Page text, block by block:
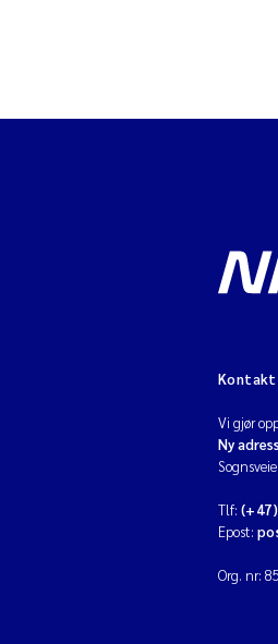
Kontakt
Vi gjør
Ny
Tlf:
Epost:
Org. nr: